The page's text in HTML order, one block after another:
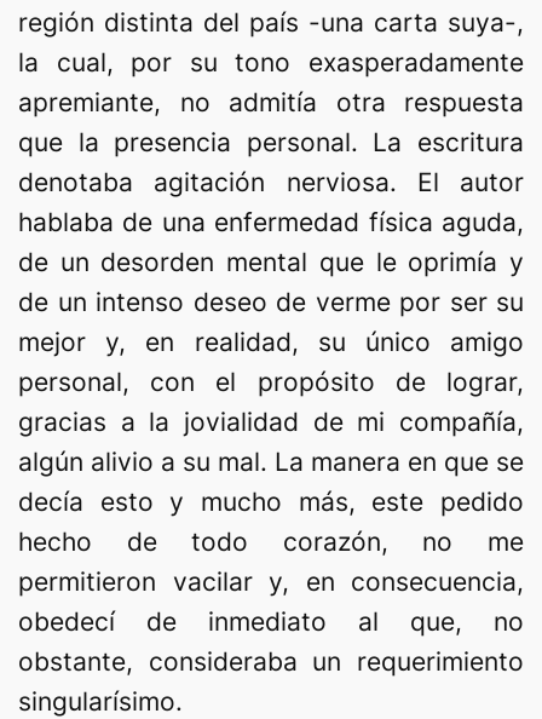
región distinta del país -una carta suya-,
la cual, por su tono exasperadamente
apremiante, no admitía otra respuesta
que la presencia personal. La escritura
denotaba agitación nerviosa. El autor
hablaba de una enfermedad física aguda,
de un desorden mental que le oprimía y
de un intenso deseo de verme por ser su
mejor y, en realidad, su único amigo
personal, con el propósito de lograr,
gracias a la jovialidad de mi compañía,
algún alivio a su mal. La manera en que se
decía esto y mucho más, este pedido
hecho de todo corazón, no me
permitieron vacilar y, en consecuencia,
obedecí de inmediato al que, no
obstante, consideraba un requerimiento
singularísimo.